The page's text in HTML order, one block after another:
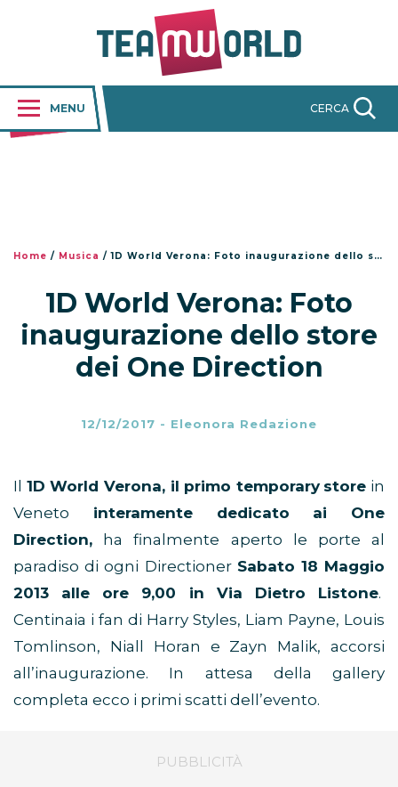
MENU CERCA
Home / Musica /1D World Verona: Foto inaugurazione dello store dei One Direction
1D World Verona: Foto
inaugurazione dello store
dei One Direction
12/12/2017 - Eleonora Redazione
Il 1D World Verona, il primo temporary store in
Veneto interamente dedicato ai One
Direction, ha finalmente aperto le porte al
paradiso di ogni Directioner Sabato 18 Maggio
2013 alle ore 9,00 in Via Dietro Listone.
Centinaia i fan di Harry Styles, Liam Payne, Louis
Tomlinson, Niall Horan e Zayn Malik, accorsi
all’inaugurazione. In attesa della gallery
completa ecco i primi scatti dell’evento.